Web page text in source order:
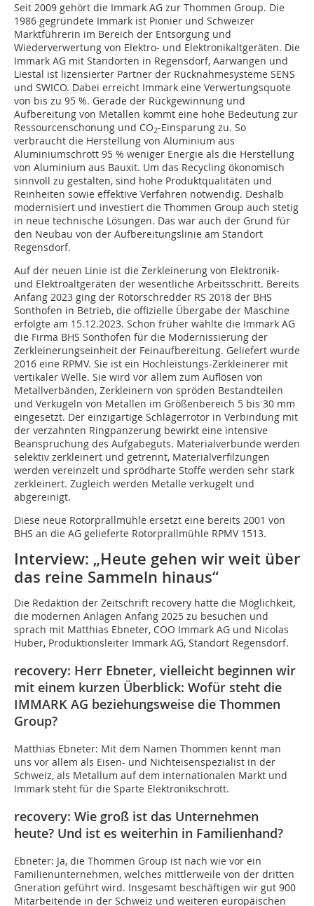
Seit 2009 gehört die Immark AG zur Thommen Group. Die
1986 gegründete Immark ist Pionier und Schweizer
Marktführerin im Bereich der Entsorgung und
Wiederverwertung von Elektro- und Elektronikaltgeräten. Die
Immark AG mit Standorten in Regensdorf, Aarwangen und
Liestal ist lizensierter Partner der Rücknahmesysteme SENS
und SWICO. Dabei erreicht Immark eine Verwertungsquote
von bis zu 95 %. Gerade der Rückgewinnung und
Aufbereitung von Metallen kommt eine hohe Bedeutung zur
Ressourcenschonung und CO2-Einsparung zu. So
verbraucht die Herstellung von Aluminium aus
Aluminiumschrott 95 % weniger Energie als die Herstellung
von Aluminium aus Bauxit. Um das Recycling ökonomisch
sinnvoll zu gestalten, sind hohe Produktqualitäten und
Reinheiten sowie effektive Verfahren notwendig. Deshalb
modernisiert und investiert die Thommen Group auch stetig
in neue technische Lösungen. Das war auch der Grund für
den Neubau von der Aufbereitungslinie am Standort
Regensdorf.
Auf der neuen Linie ist die Zerkleinerung von Elektronik-
und Elektroaltgeräten der wesentliche Arbeitsschritt. Bereits
Anfang 2023 ging der Rotorschredder RS 2018 der BHS
Sonthofen in Betrieb, die offizielle Übergabe der Maschine
erfolgte am 15.12.2023. Schon früher wählte die Immark AG
die Firma BHS Sonthofen für die Modernissierung der
Zerkleinerungseinheit der Feinaufbereitung. Geliefert wurde
2016 eine RPMV. Sie ist ein Hochleistungs-Zerkleinerer mit
vertikaler Welle. Sie wird vor allem zum Auflösen von
Metallverbänden, Zerkleinern von spröden Bestandteilen
und Verkugeln von Metallen im Größenbereich 5 bis 30 mm
eingesetzt. Der einzigartige Schlägerrotor in Verbindung mit
der verzahnten Ringpanzerung bewirkt eine intensive
Beanspruchung des Aufgabeguts. Materialverbunde werden
selektiv zerkleinert und getrennt, Materialverfilzungen
werden vereinzelt und sprödharte Stoffe werden sehr stark
zerkleinert. Zugleich werden Metalle verkugelt und
abgereinigt.
Diese neue Rotorprallmühle ersetzt eine bereits 2001 von
BHS an die AG gelieferte Rotorprallmühle RPMV 1513.
Interview: „Heute gehen wir weit über
das reine Sammeln hinaus“
Die Redaktion der Zeitschrift recovery hatte die Möglichkeit,
die modernen Anlagen Anfang 2025 zu besuchen und
sprach mit Matthias Ebneter, COO Immark AG und Nicolas
Huber, Produktionsleiter Immark AG, Standort Regensdorf.
recovery: Herr Ebneter, vielleicht beginnen wir
mit einem kurzen Überblick: Wofür steht die
IMMARK AG beziehungsweise die Thommen
Group?
Matthias Ebneter: Mit dem Namen Thommen kennt man
uns vor allem als Eisen- und Nichteisenspezialist in der
Schweiz, als Metallum auf dem internationalen Markt und
Immark steht für die Sparte Elektronikschrott.
recovery: Wie groß ist das Unternehmen
heute? Und ist es weiterhin in Familienhand?
Ebneter: Ja, die Thommen Group ist nach wie vor ein
Familienunternehmen, welches mittlerweile von der dritten
Gneration geführt wird. Insgesamt beschäftigen wir gut 900
Mitarbeitende in der Schweiz und weiteren europäischen